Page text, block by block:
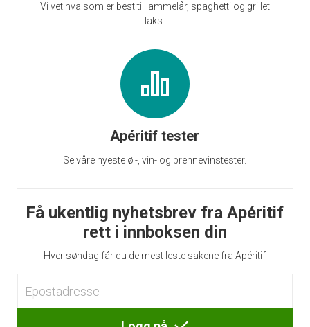
Vi vet hva som er best til lammelår, spaghetti og grillet
laks.
Apéritif tester
Se våre nyeste øl-, vin- og brennevinstester.
Få ukentlig nyhetsbrev fra Apéritif
rett i innboksen din
Hver søndag får du de mest leste sakene fra Apéritif